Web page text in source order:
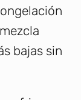
bajas sin